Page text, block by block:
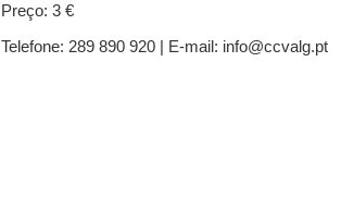
Preço: 3 €
Telefone: 289 890 920 | E-mail: info@ccvalg.pt